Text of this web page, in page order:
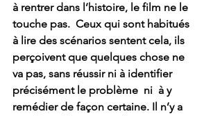
à rentrer dans l’histoire, le film ne le
touche pas.  Ceux qui sont habitués
à lire des scénarios sentent cela, ils
perçoivent que quelques chose ne
va pas, sans réussir ni à identifier
précisément le problème  ni  à y
remédier de façon certaine. Il n’y a